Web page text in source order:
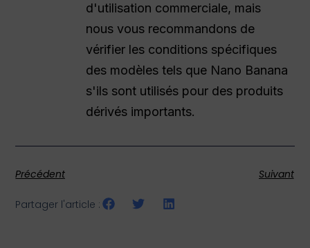
d'utilisation commerciale, mais
nous vous recommandons de
vérifier les conditions spécifiques
des modèles tels que Nano Banana
s'ils sont utilisés pour des produits
dérivés importants.
Précédent Suivant
Partager l'article :